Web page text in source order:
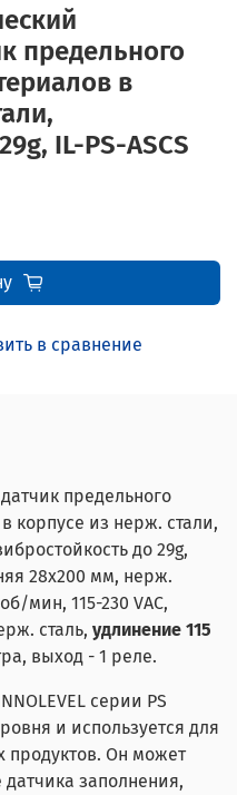
предельного
в
IL-PS-ASCS
в сравнение
предельного
корпусе из нерж. стали,
до 29g,
28х200 мм, нерж.
мин, 115-230 VAC,
сталь, удлинение 115
выход - 1 реле.
серии PS
и используется для
продуктов. Он может
датчика заполнения,